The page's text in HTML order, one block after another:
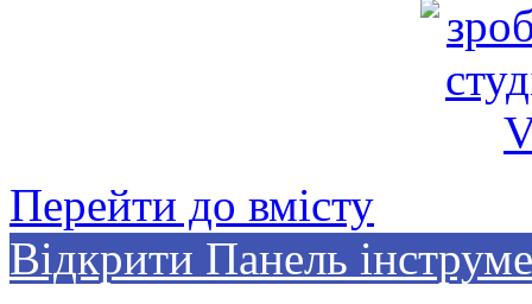
Перейти до вмісту
Відкрити Панель